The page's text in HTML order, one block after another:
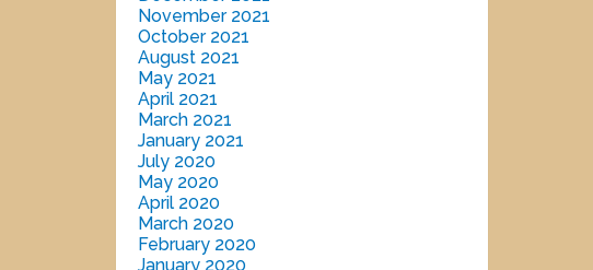
November 2021
October 2021
August 2021
May 2021
April 2021
March 2021
January 2021
July 2020
May 2020
April 2020
March 2020
February 2020
January 2020